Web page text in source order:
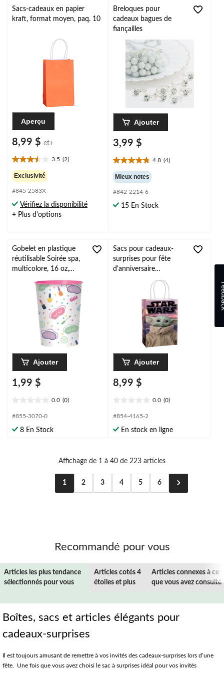
Sacs-cadeaux en papier
kraft, format moyen, paq. 10
Aperçu
8,99 $ et+
3.5 (2)
3.5
étoile(s)
sur
5.
2
évaluations
Exclusivité
#845-2583X
Vérifiez la disponibilité
+ Plus d'options
Breloques pour
cadeaux bagues de
fiançailles
Ajouter
3,99 $
4.8 (4)
4.8
étoile(s)
sur
5.
4
Mieux notes
#842-2214-6
15 En Stock
Gobelet en plastique
réutilisable Soirée spa,
multicolore, 16 oz,
pour fête d'anniversaire
Ajouter
1,99 $
0.0 (0)
étoile(s)
5.
#855-3070-0
8 En Stock
Sacs pour cadeaux-
surprises pour fête
d'anniversaire
personnalisables Le
Mandalorien L'Enfant,
Ajouter
8,99 $
0.0 (0)
étoile(s)
5.
#854-4165-2
En stock en ligne
Affichage de 1 à 40 de 223 articles
1 2 3 4 5 6
Recommandé pour vous
Articles les plus tendance
sélectionnés pour vous
Articles cotés 4
étoiles et plus
Articles connexes à ce
que vous avez consulté
Boîtes, sacs et articles élégants pour
cadeaux-surprises
Il est toujours amusant de remettre à vos invités des cadeaux-surprises lors d’une
fête. Une fois que vous avez choisi le sac à surprises idéal pour vos invités